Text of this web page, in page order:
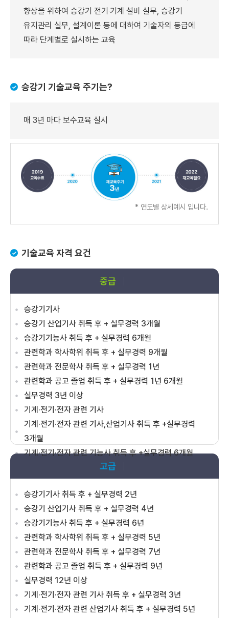
향상을 위하여 승강기 전기‧기계 설비 실무, 승강기
유지관리 실무, 설계이론 등에 대하여 기술자의 등급에
따라 단계별로 실시하는 교육
승강기 기술교육 주기는?
매 3년 마다 보수교육 실시
* 연도별 상세예시 입니다.
기술교육 자격 요건
중급
승강기기사
승강기 산업기사 취득 후 + 실무경력 3개월
승강기기능사 취득 후 + 실무경력 6개월
관련학과 학사학위 취득 후 + 실무경력 9개월
관련학과 전문학사 취득 후 + 실무경력 1년
관련학과 공고 졸업 취득 후 + 실무경력 1년 6개월
실무경력 3년 이상
기계·전기·전자 관련 기사
기계·전기·전자 관련 기사,산업기사 취득 후 +실무경력
3개월
기계·전기·전자 관련 기능사 취득 후 +실무경력 6개월
고급
승강기기사 취득 후 + 실무경력 2년
승강기 산업기사 취득 후 + 실무경력 4년
승강기기능사 취득 후 + 실무경력 6년
관련학과 학사학위 취득 후 + 실무경력 5년
관련학과 전문학사 취득 후 + 실무경력 7년
관련학과 공고 졸업 취득 후 + 실무경력 9년
실무경력 12년 이상
기계·전기·전자 관련 기사 취득 후 + 실무경력 3년
기계·전기·전자 관련 산업기사 취득 후 + 실무경력 5년